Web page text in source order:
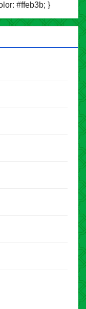
#ffeb3b; }